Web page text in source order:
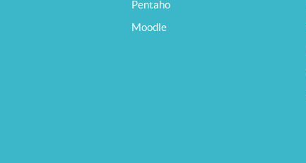
Pentaho
Moodle